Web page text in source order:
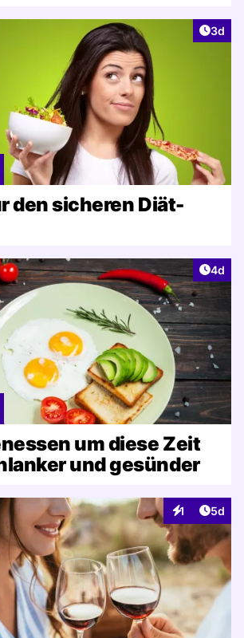
3d
den sicheren Diät-
4d
um diese Zeit
und gesünder
1
Interaktionen
5d